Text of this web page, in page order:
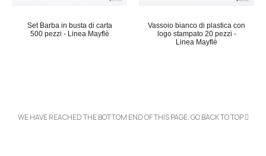
Set Barba in busta di carta
500 pezzi - Linea Mayflè
Vassoio bianco di plastica con
logo stampato 20 pezzi -
Linea Mayflè
WE HAVE REACHED THE BOTTOM END OF THIS PAGE.GO BACK TO TOP